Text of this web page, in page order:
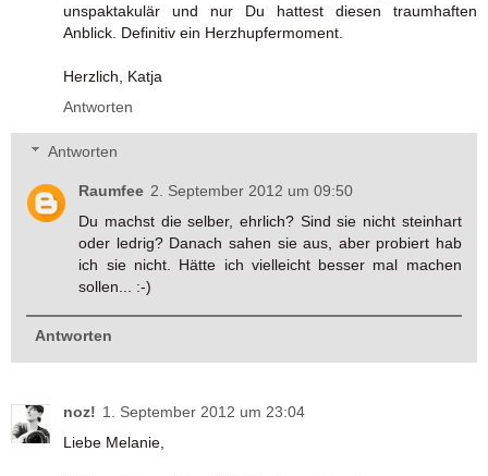
unspaktakulär und nur Du hattest diesen traumhaften
Anblick. Definitiv ein Herzhupfermoment.
Herzlich, Katja
Antworten
Antworten
Raumfee 2. September 2012 um 09:50
Du machst die selber, ehrlich? Sind sie nicht steinhart
oder ledrig? Danach sahen sie aus, aber probiert hab
ich sie nicht. Hätte ich vielleicht besser mal machen
sollen... :-)
Antworten
noz! 1. September 2012 um 23:04
Liebe Melanie,